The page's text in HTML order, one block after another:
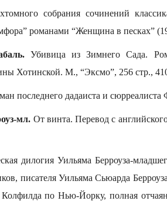
собрания сочинений
романами “Женщина в песках”
Убивица из Зимнего Сада.
Хотинской. М., “Эксмо”, 256 стр.,
последнего дадаиста и сюрреалиста
мл. От винта. Перевод с
дилогия Уильяма Берроуза-
писателя Уильяма Сьюарда
Колфилда по Нью-Йорку, полная